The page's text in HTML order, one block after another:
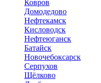
Ковров
Домодедово
Нефтекамск
Кисловодск
Нефтеюганск
Батайск
Новочебоксарск
Серпухов
Щёлково